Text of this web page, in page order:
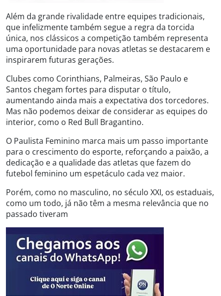
Além da grande rivalidade entre equipes tradicionais,
que infelizmente também segue a regra da torcida
única, nos clássicos a competição também representa
uma oportunidade para novas atletas se destacarem e
inspirarem futuras gerações.
Clubes como Corinthians, Palmeiras, São Paulo e
Santos chegam fortes para disputar o título,
aumentando ainda mais a expectativa dos torcedores.
Mas não podemos deixar de considerar as equipes do
interior, como o Red Bull Bragantino.
O Paulista Feminino marca mais um passo importante
para o crescimento do esporte, reforçando a paixão, a
dedicação e a qualidade das atletas que fazem do
futebol feminino um espetáculo cada vez maior.
Porém, como no masculino, no século XXI, os estaduais,
como um todo, já não têm a mesma relevância que no
passado tiveram